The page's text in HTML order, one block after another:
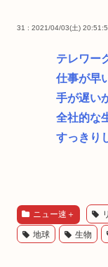
31 : 2021/04/03(土)
テレワー
仕事が早
手が遅い
全社的な
すっきり
ニュー速＋
地球 生物